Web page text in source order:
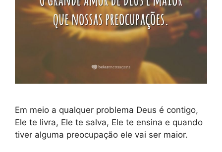
Em meio a qualquer problema Deus é contigo,
Ele te livra, Ele te salva, Ele te ensina e quando
tiver alguma preocupação ele vai ser maior.